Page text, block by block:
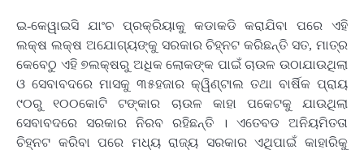
ଇ-କେୱାଇସି ଯାଂଚ ପ୍ରକ୍ରିୟାକୁ କଡାକଡି କରାଯିବା ପରେ ଏହି
ଲକ୍ଷ ଲକ୍ଷ ଅଯୋଗ୍ୟଙ୍କୁ ସରକାର ଚିହ୍ନଟ କରିଛନ୍ତି ସତ, ମାତ୍ର
କେବେଠୁ ଏହି ୭ଲକ୍ଷରୁ ଅଧିକ ଲୋକଙ୍କ ପାଇଁ ଚାଉଳ ଉଠାଯାଉଥିଲା
ଓ ସେବାବଦରେ ମାସକୁ ୩୫ହଜାର କ୍ୱିଣ୍ଟାଲ ତଥା ବାର୍ଷିକ ପ୍ରାୟ
୯୦ରୁ ୧୦୦କୋଟି ଟଙ୍କାର ଚାଉଳ କାହା ପକେଟକୁ ଯାଉଥିଲା
ସେବାବଦରେ ସରକାର ନିରବ ରହିଛନ୍ତି । ଏତେବଡ ଅନିୟମିତତା
ଚିହ୍ନଟ କରିବା ପରେ ମଧ୍ୟ ରାଜ୍ୟ ସରକାର ଏଥିପାଇଁ କାହାରିକୁ